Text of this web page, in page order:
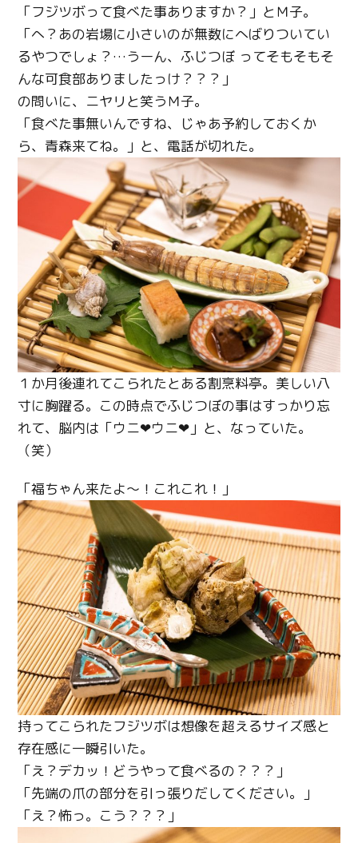
「フジツボって食べた事ありますか？」とＭ子。
「へ？あの岩場に小さいのが無数にへばりついてい
るやつでしょ？…うーん、ふじつぼ ってそもそもそ
んな可食部ありましたっけ？？？」
の問いに、ニヤリと笑うＭ子。
「食べた事無いんですね、じゃあ予約しておくか
ら、青森来てね。」と、電話が切れた。
１か月後連れてこられたとある割烹料亭。美しい八
寸に胸躍る。この時点でふじつぼの事はすっかり忘
れて、脳内は「ウニ❤ウニ❤」と、なっていた。
（笑）
「福ちゃん来たよ～！これこれ！」
持ってこられたフジツボは想像を超えるサイズ感と
存在感に一瞬引いた。
「え？デカッ！どうやって食べるの？？？」
「先端の爪の部分を引っ張りだしてください。」
「え？怖っ。こう？？？」